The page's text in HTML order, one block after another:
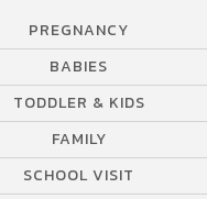
PREGNANCY
BABIES
TODDLER & KIDS
FAMILY
SCHOOL VISIT